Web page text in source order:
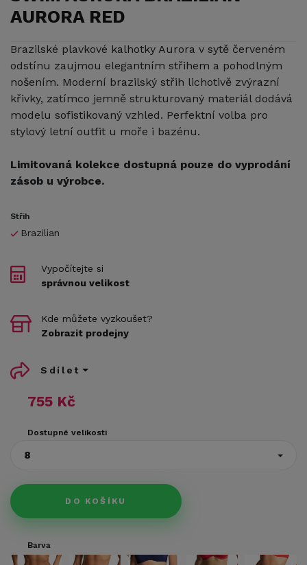
AURORA RED
Brazilské plavkové kalhotky Aurora v sytě červeném
odstínu zaujmou elegantním střihem a pohodlným
nošením. Moderní brazilský střih lichotivě zvýrazní
křivky, zatímco jemně strukturovaný materiál dodává
modelu sofistikovaný vzhled. Perfektní volba pro
stylový letní outfit u moře i bazénu.
Limitovaná kolekce dostupná pouze do vyprodání
zásob u výrobce.
Střih
Brazilian
755 Kč
Dostupné velikosti
8
DO KOŠÍKU
Vypočítejte si
správnou velikost
Kde můžete vyzkoušet?
Zobrazit prodejny
Sdílet
Barva